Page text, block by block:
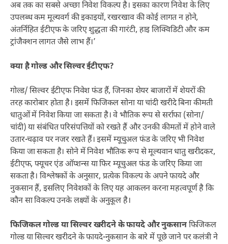
अब तक का सबसे अच्छा निवेश विकल्प है। इसका कारण निवेश के लिए
उपलब्ध कम मूल्यवर्ग की इकाइयों, रखरखाव की कोई लागत न होने,
अंतर्निहित ईटीएफ के जरिए शुद्धता की गारंटी, हाइ लिक्विडिटी और कम
ट्रांजैक्शन लागत जैसे लाभ हैं।’
क्या है गोल्ड और सिल्वर ईटीएफ?
गोल्ड/ सिल्वर ईटीएफ निवेश फंड हैं, जिनका शेयर बाजारों में शेयरों की
तरह कारोबार होता है। इसमें फिजिकल सोना या चांदी खरीदे बिना कीमती
धातुओं में निवेश किया जा सकता है। वे भौतिक रूप से सर्राफा (सोना/
चांदी) या संबंधित परिसंपत्तियों को रखते हैं और उनकी कीमतों में होने वाले
उतार-चढ़ाव पर नजर रखते हैं। इसमें म्यूचुअल फंड के जरिए भी निवेश
किया जा सकता है। सोने में निवेश भौतिक रूप से मूल्यवान धातु खरीदकर,
ईटीएफ, फ्यूचर एंड ऑप्शन्स या फिर म्यूचुअल फंड के जरिए किया जा
सकता है। विश्लेषकों के अनुसार, प्रत्येक विकल्प के अपने फायदे और
नुकसान हैं, इसलिए निवेशकों के लिए यह आकलन करना महत्वपूर्ण है कि
कौन सा विकल्प उनके लक्ष्यों के अनुकूल है।
फिजिकल गोल्ड या सिल्वर खरीदने के फायदे और नुकसानफिजिकल
गोल्ड या सिल्वर खरीदने के फायदे-नुकसान के बारे में पूछे जाने पर कलंत्री ने